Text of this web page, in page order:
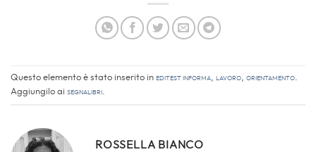
Questo elemento è stato inserito in EdiTEST informa, Lavoro, Orientamento.
Aggiungilo ai segnalibri.
ROSSELLA BIANCO